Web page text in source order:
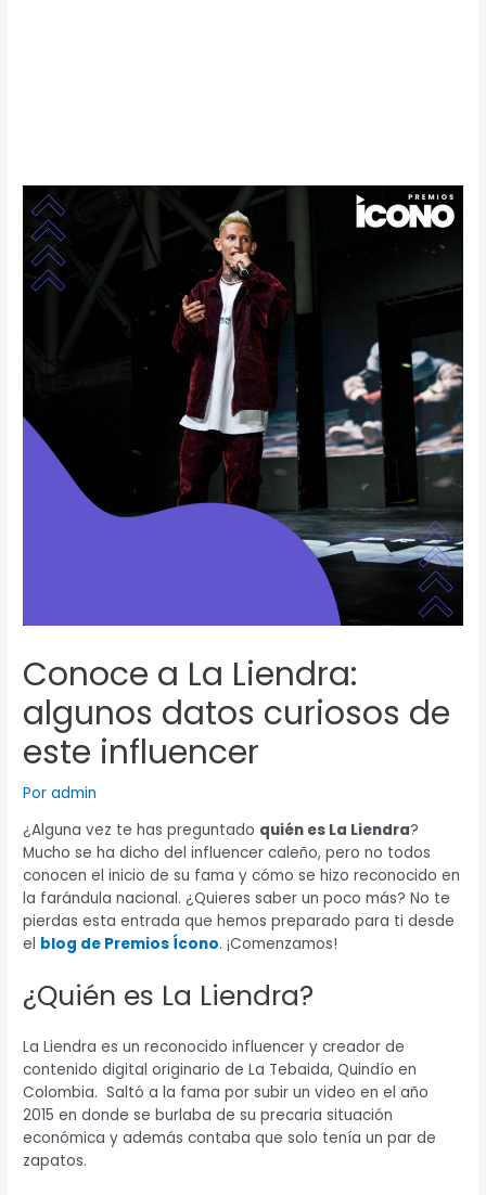
Conoce a La Liendra:
algunos datos curiosos de
este influencer
Poradmin
¿Alguna vez te has preguntado quién es La Liendra?
Mucho se ha dicho del influencer caleño, pero no todos
conocen el inicio de su fama y cómo se hizo reconocido en
la farándula nacional. ¿Quieres saber un poco más? No te
pierdas esta entrada que hemos preparado para ti desde
el blog de Premios Ícono. ¡Comenzamos!
¿Quién es La Liendra?
La Liendra es un reconocido influencer y creador de
contenido digital originario de La Tebaida, Quindío en
Colombia. Saltó a la fama por subir un video en el año
2015 en donde se burlaba de su precaria situación
económica y además contaba que solo tenía un par de
zapatos.